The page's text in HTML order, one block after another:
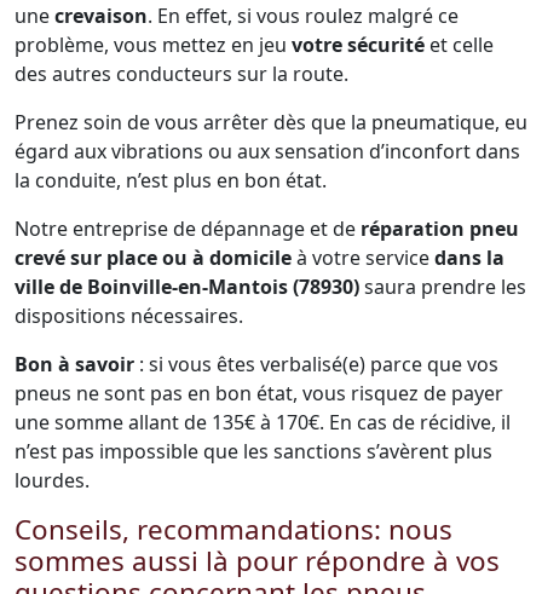
unecrevaison. En effet, si vous roulez malgré ce
problème, vous mettez en jeu votre sécurité et celle
des autres conducteurs sur la route.
Prenez soin de vous arrêter dès que la pneumatique, eu
égard aux vibrations ou aux sensation d’inconfort dans
la conduite, n’est plus en bon état.
Notre entreprise de dépannage et de réparation pneu
crevé sur place ou à domicileà votre servicedans la
ville de Boinville-en-Mantois (78930)saura prendre les
dispositions nécessaires.
Bon à savoir : si vous êtes verbalisé(e) parce que vos
pneus ne sont pas en bon état, vous risquez de payer
une somme allant de 135€ à 170€. En cas de récidive, il
n’est pas impossible que les sanctions s’avèrent plus
lourdes.
Conseils, recommandations: nous
sommes aussi là pour répondre à vos